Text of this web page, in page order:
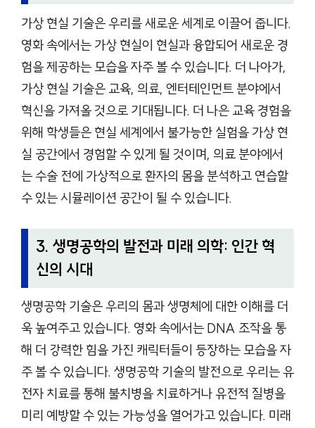
가상 현실 기술은 우리를 새로운 세계로 이끌어 줍니다.
영화 속에서는 가상 현실이 현실과 융합되어 새로운 경
험을 제공하는 모습을 자주 볼 수 있습니다. 더 나아가,
가상 현실 기술은 교육, 의료, 엔터테인먼트 분야에서
혁신을 가져올 것으로 기대됩니다. 더 나은 교육 경험을
위해 학생들은 현실 세계에서 불가능한 실험을 가상 현
실 공간에서 경험할 수 있게 될 것이며, 의료 분야에서
는 수술 전에 가상적으로 환자의 몸을 분석하고 연습할
수 있는 시뮬레이션 공간이 될 수 있습니다.
3. 생명공학의 발전과 미래 의학: 인간 혁
신의 시대
생명공학 기술은 우리의 몸과 생명체에 대한 이해를 더
욱 높여주고 있습니다. 영화 속에서는 DNA 조작을 통
해 더 강력한 힘을 가진 캐릭터들이 등장하는 모습을 자
주 볼 수 있습니다. 생명공학 기술의 발전으로 우리는 유
전자 치료를 통해 불치병을 치료하거나 유전적 질병을
미리 예방할 수 있는 가능성을 열어가고 있습니다. 미래